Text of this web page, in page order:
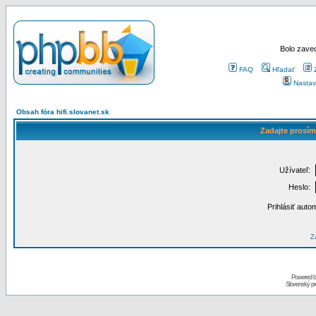
Bolo
FAQ Hľadať
Obsah fóra hifi.slovanet.sk
Zadajte
Užívateľ:
Heslo:
Prihlásiť
Powered
Slovenský